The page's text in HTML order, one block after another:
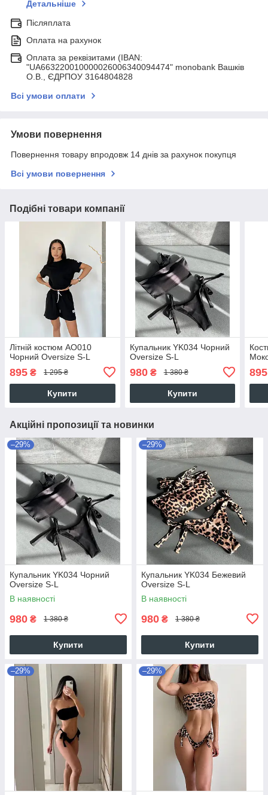
Детальніше
Післяплата
Оплата на рахунок
Оплата за реквізитами (IBAN:
"UA663220010000026006340094474" monobank Вашків
О.В., ЄДРПОУ 3164804828
Всі умови оплати
Умови повернення
Повернення товару впродовж 14 днів за рахунок покупця
Всі умови повернення
Подібні товари компанії
Літній костюм AO010
Чорний Oversize S-L
895 ₴ 1 295 ₴
Купити
Купальник YK034 Чорний
Oversize S-L
980₴ 1 380 ₴
Купити
895
Акційні пропозиції та новинки
–29%
Купальник YK034 Чорний
Oversize S-L
В наявності
980 ₴ 1 380 ₴
Купити
–29%
Купальник YK034 Бежевий
Oversize S-L
В наявності
980 ₴ 1 380 ₴
Купити
–29% –29%